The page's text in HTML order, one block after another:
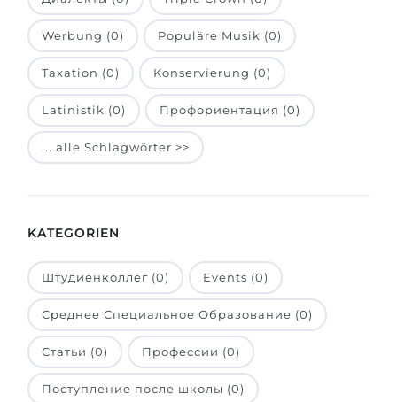
Unsere Studierenden werden
BERATUNG!
Belarus
Anderes Land
BERATUNG BUCHEN
Werbung (0) Populäre Musik (0)
Taxation (0) Konservierung (0)
Latinistik (0) Профориентация (0)
... alle Schlagwörter >>
KATEGORIEN
Штудиенколлег (0) Events (0)
Среднее Специальное Образование (0)
Статьи (0) Профессии (0)
Поступление после школы (0)